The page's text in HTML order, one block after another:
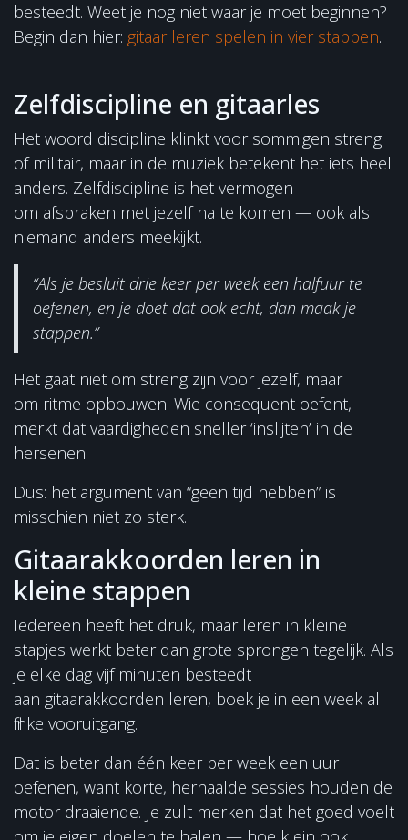
besteedt. Weet je nog niet waar je moet beginnen?
Begin dan hier: gitaar leren spelen in vier stappen.
Zelfdiscipline en gitaarles
Het woord discipline klinkt voor sommigen streng
of militair, maar in de muziek betekent het iets heel
anders. Zelfdiscipline is het vermogen
om afspraken met jezelf na te komen — ook als
niemand anders meekijkt.
“Als je besluit drie keer per week een halfuur te
oefenen, en je doet dat ook echt, dan maak je
stappen.”
Het gaat niet om streng zijn voor jezelf, maar
om ritme opbouwen. Wie consequent oefent,
merkt dat vaardigheden sneller ‘inslijten’ in de
hersenen.
Dus: het argument van “geen tijd hebben” is
misschien niet zo sterk.
Gitaarakkoorden leren in
kleine stappen
Iedereen heeft het druk, maar leren in kleine
stapjes werkt beter dan grote sprongen tegelijk. Als
je elke dag vijf minuten besteedt
aan gitaarakkoorden leren, boek je in een week al
flinke vooruitgang.
Dat is beter dan één keer per week een uur
oefenen, want korte, herhaalde sessies houden de
motor draaiende. Je zult merken dat het goed voelt